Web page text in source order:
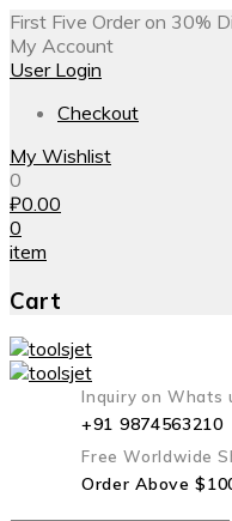
First Five Order on 30%
My Account
User Login
Checkout
My Wishlist
0
₽0.00
0
item
Cart
Inquiry on Whats
+91 9874563210
Free Worldwide
Order Above